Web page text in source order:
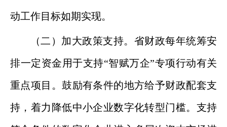
动工作目标如期实现。
（二）加大政策支持。省财政每年统筹安
排一定资金用于支持“智赋万企”专项行动有关
重点项目。鼓励有条件的地方给予财政配套支
持，着力降低中小企业数字化转型门槛。支持